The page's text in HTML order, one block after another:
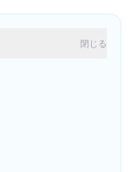
閉じる